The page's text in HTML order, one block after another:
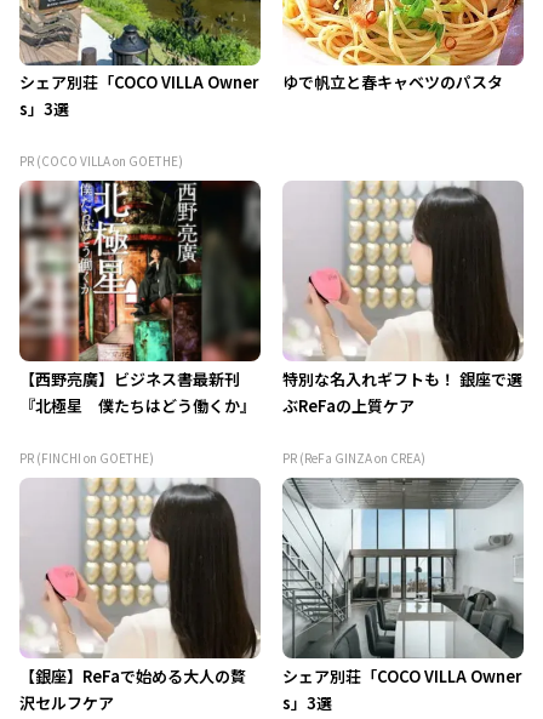
シェア別荘「COCO VILLA Owner
s」3選
PR (COCO VILLA on GOETHE)
ゆで帆立と春キャベツのパスタ
【西野亮廣】ビジネス書最新刊
『北極星 僕たちはどう働くか』
PR (FINCHI on GOETHE)
特別な名入れギフトも！ 銀座で選
ぶReFaの上質ケア
PR (ReFa GINZA on CREA)
【銀座】ReFaで始める大人の贅
沢セルフケア
シェア別荘「COCO VILLA Owner
s」3選